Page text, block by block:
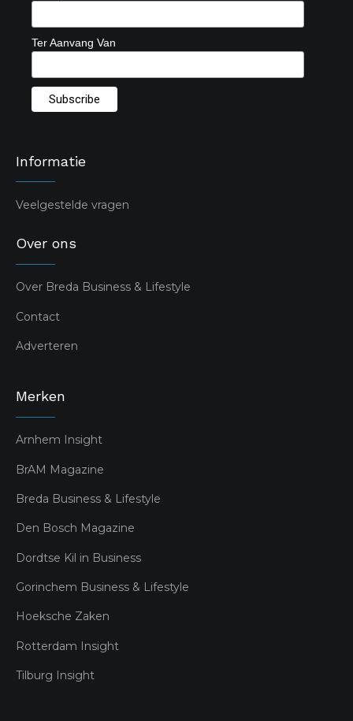
Ter Aanvang Van
Informatie
Veelgestelde vragen
Over ons
Over Breda Business & Lifestyle
Contact
Adverteren
Merken
Arnhem Insight
BrAM Magazine
Breda Business & Lifestyle
Den Bosch Magazine
Dordtse Kil in Business
Gorinchem Business & Lifestyle
Hoeksche Zaken
Rotterdam Insight
Tilburg Insight